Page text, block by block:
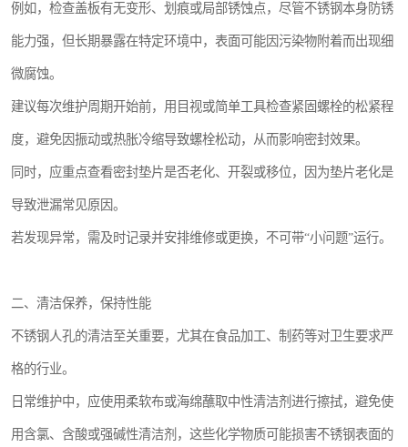
例如，检查盖板有无变形、划痕或局部锈蚀点，尽管不锈钢本身防锈
能力强，但长期暴露在特定环境中，表面可能因污染物附着而出现细
微腐蚀。
建议每次维护周期开始前，用目视或简单工具检查紧固螺栓的松紧程
度，避免因振动或热胀冷缩导致螺栓松动，从而影响密封效果。
同时，应重点查看密封垫片是否老化、开裂或移位，因为垫片老化是
导致泄漏常见原因。
若发现异常，需及时记录并安排维修或更换，不可带“小问题”运行。
二、清洁保养，保持性能
不锈钢人孔的清洁至关重要，尤其在食品加工、制药等对卫生要求严
格的行业。
日常维护中，应使用柔软布或海绵蘸取中性清洁剂进行擦拭，避免使
用含氯、含酸或强碱性清洁剂，这些化学物质可能损害不锈钢表面的